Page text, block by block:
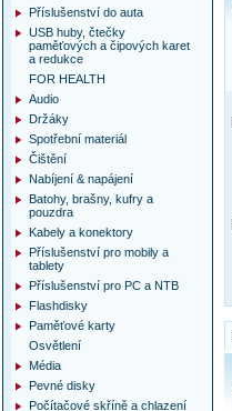
Příslušenství do auta
USB huby, čtečky
paměťových a čipových karet
a redukce
FOR HEALTH
Audio
Držáky
Spotřební materiál
Čištění
Nabíjení & napájení
Batohy, brašny, kufry a
pouzdra
Kabely a konektory
Příslušenství pro mobily a
tablety
Příslušenství pro PC a NTB
Flashdisky
Paměťové karty
Osvětlení
Média
Pevné disky
Počítačové skříně a chlazení